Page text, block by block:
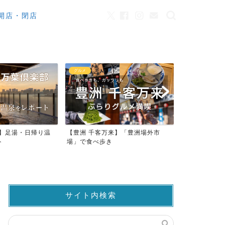
店・閉店
足湯・日帰り温
グルメ
【豊洲 千客万来】「豊洲場外市
場」で食べ歩き
サイト内検索